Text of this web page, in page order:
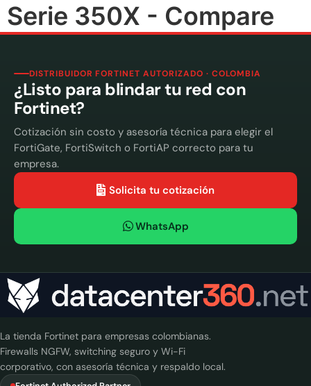
Serie 350X - Compare
DISTRIBUIDOR FORTINET AUTORIZADO · COLOMBIA
¿Listo para blindar tu red con
Fortinet?
Cotización sin costo y asesoría técnica para elegir el
FortiGate, FortiSwitch o FortiAP correcto para tu
empresa.
Solicita tu cotización
WhatsApp
La tienda Fortinet para empresas colombianas.
Firewalls NGFW, switching seguro y Wi-Fi
corporativo, con asesoría técnica y respaldo local.